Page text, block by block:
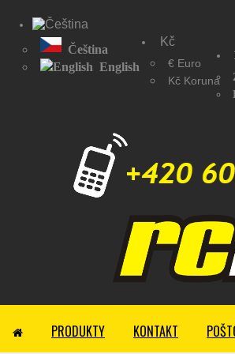
Čeština
English
Kč
€ Euro
Kč Koruna
PRODUKTY KONTAKT